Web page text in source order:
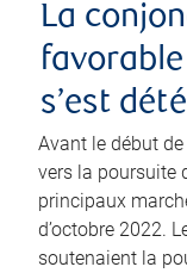
La
s’est
Avant le début
vers la poursuite
principaux
d’octobre 2022.
soutenaient la